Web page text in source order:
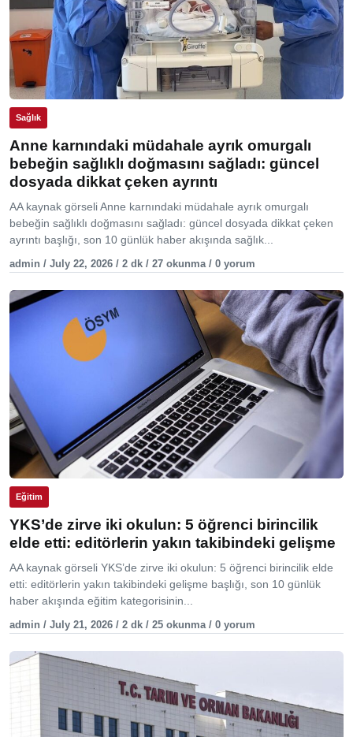
Sağlık
Anne karnındaki müdahale ayrık omurgalı
bebeğin sağlıklı doğmasını sağladı: güncel
dosyada dikkat çeken ayrıntı
AA kaynak görseli Anne karnındaki müdahale ayrık omurgalı
bebeğin sağlıklı doğmasını sağladı: güncel dosyada dikkat çeken
ayrıntı başlığı, son 10 günlük haber akışında sağlık...
admin / July 22, 2026 / 2 dk / 27 okunma / 0 yorum
Eğitim
YKS’de zirve iki okulun: 5 öğrenci birincilik
elde etti: editörlerin yakın takibindeki gelişme
AA kaynak görseli YKS’de zirve iki okulun: 5 öğrenci birincilik elde
etti: editörlerin yakın takibindeki gelişme başlığı, son 10 günlük
haber akışında eğitim kategorisinin...
admin / July 21, 2026 / 2 dk / 25 okunma / 0 yorum